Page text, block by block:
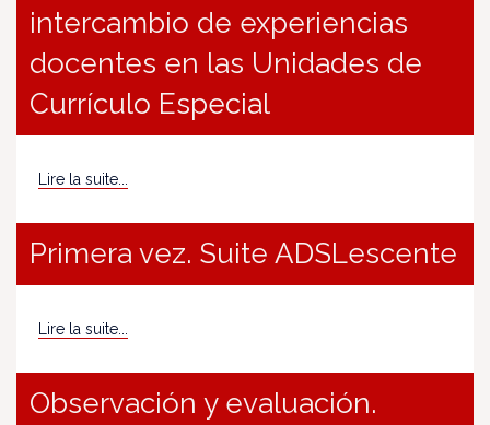
intercambio de experiencias
docentes en las Unidades de
Currículo Especial
Lire la suite...
Primera vez. Suite ADSLescente
Lire la suite...
Observación y evaluación.